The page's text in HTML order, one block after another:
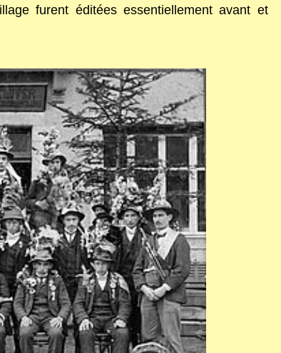
furent éditées essentiellement avant et